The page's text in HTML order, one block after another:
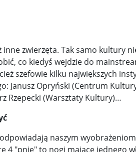
zwierzęta. Tak samo kultury
co kiedyś wejdzie do
szefowie kilku największych
Janusz Opryński (Centrum
Rzepecki (Warsztaty Kultury)…
naszym
4 "pnie" to nogi mające jednego